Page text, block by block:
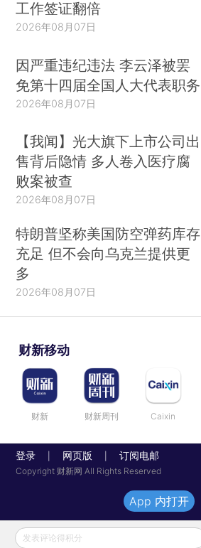
工作签证翻倍
2026年08月07日
因严重违纪违法 李云泽被罢
免第十四届全国人大代表职务
2026年08月07日
【我闻】光大旗下上市公司出
售背后隐情 多人卷入医疗腐
败案被查
2026年08月07日
特朗普坚称美国防空弹药库存
充足 但不会向乌克兰提供更
多
2026年08月07日
财新移动
财新 财新周刊 Caixin
登录 网页版 订阅电邮
Copyright 财新网 All Rights Reserved
发表评论得积分
App 内打开